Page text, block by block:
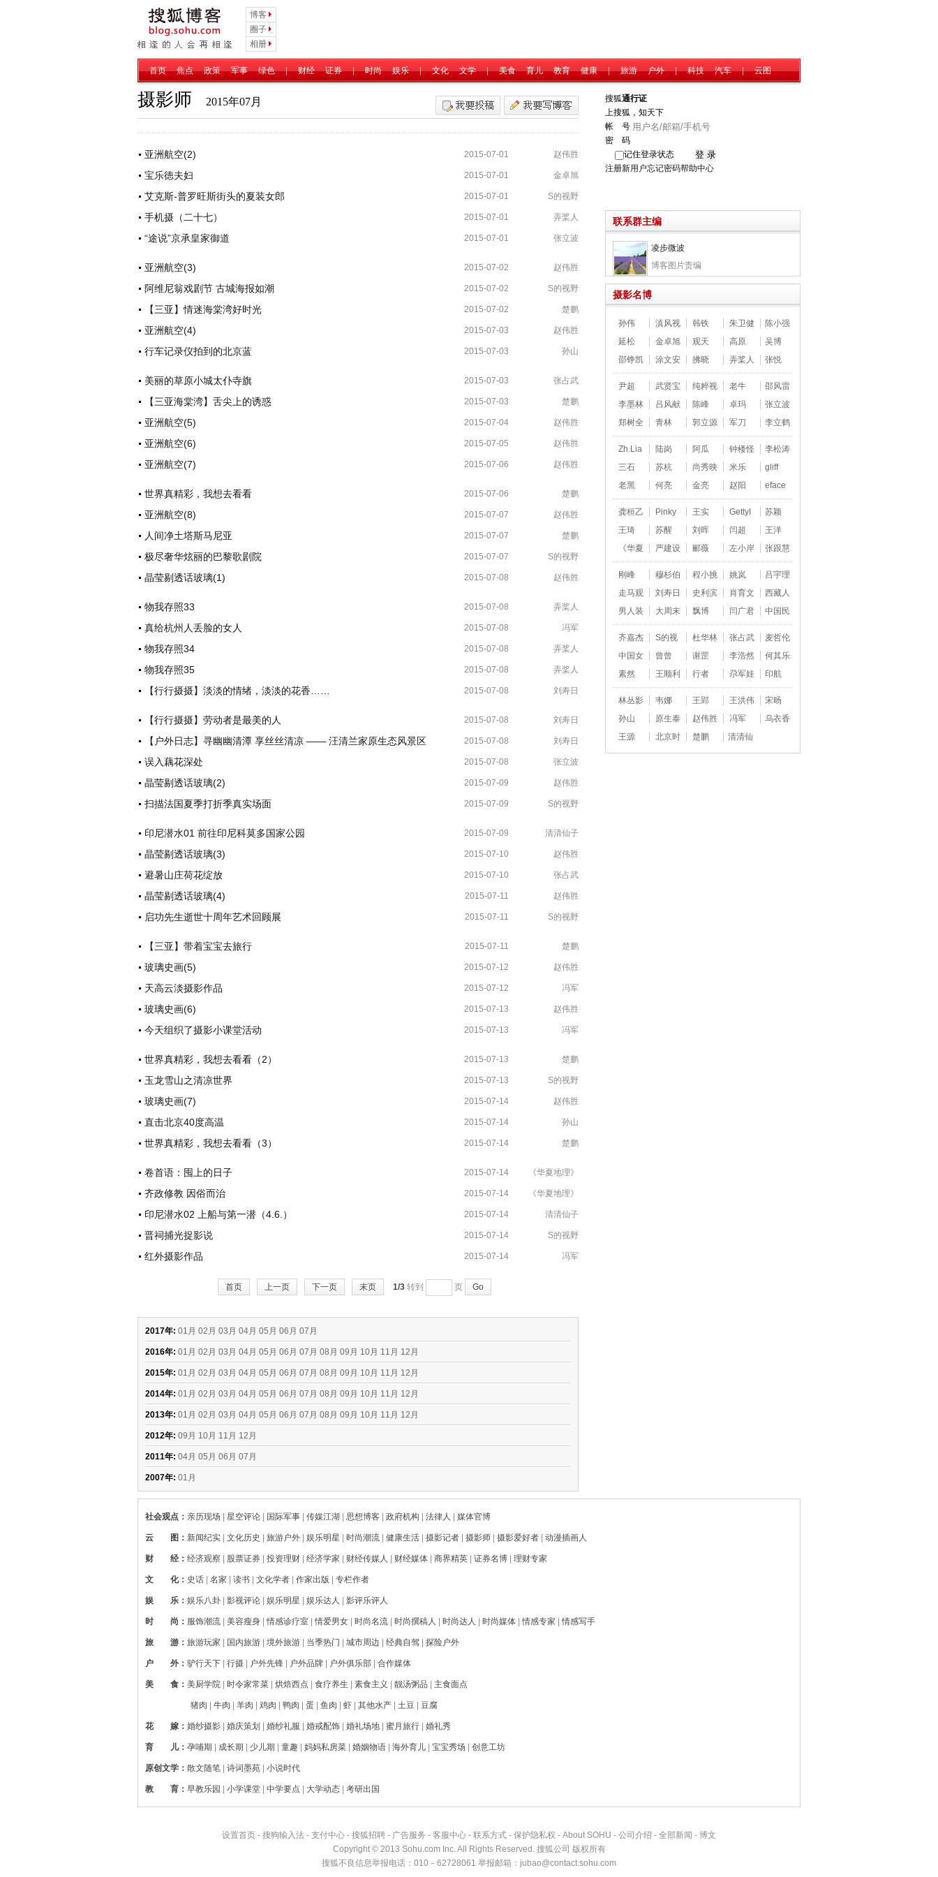
博客
圈子
相册
首页 焦点 政策 军事 绿色 | 财经 证券 | 时尚 娱乐 | 文化 文学 | 美食 育儿 教育 健康 | 旅游 户外 | 科技 汽车 | 云图
摄影师 2015年07月
赵伟胜
2015-07-01
亚洲航空(2)
金卓旭
2015-07-01
宝乐徳夫妇
S的视野
2015-07-01
艾克斯-普罗旺斯街头的夏装女郎
弄桨人
2015-07-01
手机摄（二十七）
张立波
2015-07-01
“途说”京承皇家御道
赵伟胜
2015-07-02
亚洲航空(3)
S的视野
2015-07-02
阿维尼翁戏剧节 古城海报如潮
楚鹏
2015-07-02
【三亚】情迷海棠湾好时光
赵伟胜
2015-07-03
亚洲航空(4)
孙山
2015-07-03
行车记录仪拍到的北京蓝
张占武
2015-07-03
美丽的草原小城太仆寺旗
楚鹏
2015-07-03
【三亚海棠湾】舌尖上的诱惑
赵伟胜
2015-07-04
亚洲航空(5)
赵伟胜
2015-07-05
亚洲航空(6)
赵伟胜
2015-07-06
亚洲航空(7)
楚鹏
2015-07-06
世界真精彩，我想去看看
赵伟胜
2015-07-07
亚洲航空(8)
楚鹏
2015-07-07
人间净土塔斯马尼亚
S的视野
2015-07-07
极尽奢华炫丽的巴黎歌剧院
赵伟胜
2015-07-08
晶莹剔透话玻璃(1)
弄桨人
2015-07-08
物我存照33
冯军
2015-07-08
真给杭州人丢脸的女人
弄桨人
2015-07-08
物我存照34
弄桨人
2015-07-08
物我存照35
刘寿日
2015-07-08
【行行摄摄】淡淡的情绪，淡淡的花香……
刘寿日
2015-07-08
【行行摄摄】劳动者是最美的人
刘寿日
2015-07-08
【户外日志】寻幽幽清潭 享丝丝清凉 —— 汪清兰家原生态风景区
张立波
2015-07-08
误入藕花深处
赵伟胜
2015-07-09
晶莹剔透话玻璃(2)
S的视野
2015-07-09
扫描法国夏季打折季真实场面
清清仙子
2015-07-09
印尼潜水01 前往印尼科莫多国家公园
赵伟胜
2015-07-10
晶莹剔透话玻璃(3)
张占武
2015-07-10
避暑山庄荷花绽放
赵伟胜
2015-07-11
晶莹剔透话玻璃(4)
S的视野
2015-07-11
启功先生逝世十周年艺术回顾展
楚鹏
2015-07-11
【三亚】带着宝宝去旅行
赵伟胜
2015-07-12
玻璃史画(5)
冯军
2015-07-12
天高云淡摄影作品
赵伟胜
2015-07-13
玻璃史画(6)
冯军
2015-07-13
今天组织了摄影小课堂活动
楚鹏
2015-07-13
世界真精彩，我想去看看（2）
S的视野
2015-07-13
玉龙雪山之清凉世界
赵伟胜
2015-07-14
玻璃史画(7)
孙山
2015-07-14
直击北京40度高温
楚鹏
2015-07-14
世界真精彩，我想去看看（3）
《华夏地理》
2015-07-14
卷首语：囤上的日子
《华夏地理》
2015-07-14
齐政修教 因俗而治
清清仙子
2015-07-14
印尼潜水02 上船与第一潜（4.6.）
S的视野
2015-07-14
晋祠捕光捉影说
冯军
2015-07-14
红外摄影作品
首页 上一页 下一页 末页 1/3 转到 页 Go
2017年: 01月 02月 03月 04月 05月 06月 07月
2016年: 01月 02月 03月 04月 05月 06月 07月 08月 09月 10月 11月 12月
2015年: 01月 02月 03月 04月 05月 06月 07月 08月 09月 10月 11月 12月
2014年: 01月 02月 03月 04月 05月 06月 07月 08月 09月 10月 11月 12月
2013年: 01月 02月 03月 04月 05月 06月 07月 08月 09月 10月 11月 12月
2012年: 09月 10月 11月 12月
2011年: 04月 05月 06月 07月
2007年: 01月
搜狐通行证
上搜狐，知天下
帐 号
密 码
记住登录状态
注册新用户忘记密码帮助中心
联系群主编
凌步微波
博客图片责编
摄影名博
孙伟 滇风视 韩铁 朱卫健
陈小强
延松
金卓旭 观天 高原
吴博
邵铮凯
涂文安 拂晓 弄桨人 张悦
尹超 武贤宝 纯粹视 老牛
邵风雷
李墨林
吕风献 陈峰 卓玛
张立波
郑树全
青林 郭立源 军刀 李立鹤
Zh.Lia 陆岗 阿瓜 钟楼怪
李松涛
三石
苏杭 尚秀映 米乐
gliff
老黑
何亮 金亮 赵阳 eface
龚桓乙 Pinky 王实 GettyI
苏颖
王琦
苏醒 刘晖 闫超
王洋
《华夏
严建设 郦薇 左小岸 张跟慧
刚峰 穆杉伯 程小挑 姚岚
吕宇理
走马观
刘寿日 史利滨 肖育文
西藏人
男人装
大周末 飘博 闫广君 中国民
齐嘉杰 S的视 杜华林 张占武
麦哲伦
中国女
曾曾 谢罡 李浩然
何其乐
素然
王顺利 行者 尕军娃 印航
林丛影 韦娜 王郢 王洪伟
宋旸
孙山
原生泰 赵伟胜 冯军
乌衣香
王源
北京时 楚鹏 清清仙
社会观点 ： 亲历现场 | 星空评论 | 国际军事 | 传媒江湖 | 思想博客 | 政府机构 | 法律人 | 媒体官博
云 图 ： 新闻纪实 | 文化历史 | 旅游户外 | 娱乐明星 | 时尚潮流 | 健康生活 | 摄影记者 | 摄影师 | 摄影爱好者 | 动漫插画人
财 经 ： 经济观察 | 股票证券 | 投资理财 | 经济学家 | 财经传媒人 | 财经媒体 | 商界精英 | 证券名博 | 理财专家
文 化： 史话 | 名家 | 读书 | 文化学者 | 作家出版 | 专栏作者
娱 乐 ： 娱乐八卦 | 影视评论 | 娱乐明星 | 娱乐达人 | 影评乐评人
时 尚 ： 服饰潮流 | 美容瘦身 |情感诊疗室 |情爱男女 | 时尚名流 | 时尚撰稿人 | 时尚达人 | 时尚媒体 |情感专家 |情感写手
旅 游 ： 旅游玩家 | 国内旅游 | 境外旅游 | 当季热门 | 城市周边 | 经典自驾 | 探险户外
户 外： 驴行天下 | 行摄 | 户外先锋 | 户外品牌 | 户外俱乐部 | 合作媒体
美 食 ： 美厨学院 | 时令家常菜 | 烘焙西点 | 食疗养生 | 素食主义 | 靓汤粥品 | 主食面点
猪肉 | 牛肉 | 羊肉 | 鸡肉 | 鸭肉 | 蛋 | 鱼肉 | 虾 | 其他水产 | 土豆 | 豆腐
花 嫁 ： 婚纱摄影 | 婚庆策划 | 婚纱礼服 | 婚戒配饰 | 婚礼场地 | 蜜月旅行 | 婚礼秀
育 儿： 孕哺期 | 成长期 | 少儿期 | 童趣 | 妈妈私房菜 | 婚姻物语 | 海外育儿 | 宝宝秀场 | 创意工坊
原创文学 ： 散文随笔 | 诗词墨苑 | 小说时代
教 育 ： 早教乐园 | 小学课堂 | 中学要点 | 大学动态 | 考研出国
设置首页 - 搜狗输入法 - 支付中心 - 搜狐招聘 - 广告服务 - 客服中心 - 联系方式 - 保护隐私权 - About SOHU - 公司介绍 - 全部新闻 - 博文
Copyright ©2013 Sohu.com Inc. All Rights Reserved. 搜狐公司 版权所有
搜狐不良信息举报电话：010－62728061 举报邮箱： jubao@contact.sohu.com